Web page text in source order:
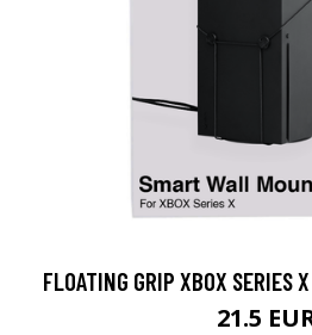
FLOATING GRIP XBOX SERIES
21.5